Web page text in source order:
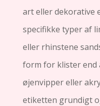
art eller dekorative
specifikke typer af
eller rhinstene
form for klister end
øjenvipper eller
etiketten grundigt